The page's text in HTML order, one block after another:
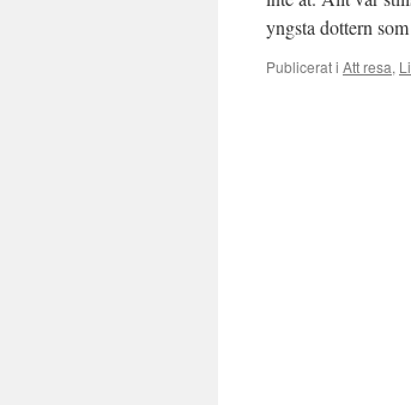
yngsta dottern
Publicerat i Att resa,